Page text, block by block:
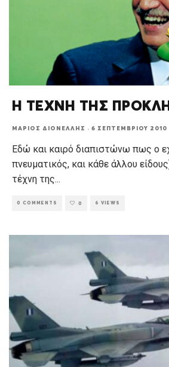
Η ΤΕΧΝΗ ΤΗΣ
ΜΆΡΙΟΣ ΔΙΟΝΈΛΛΗΣ · 6 ΣΕΠΤΕΜΒΡΊΟΥ 2010
Εδώ και καιρό διαπιστώνω πως ο
πνευματικός, και κάθε άλλου
τέχνη της...
0 COMMENTS 0 6 VIEWS